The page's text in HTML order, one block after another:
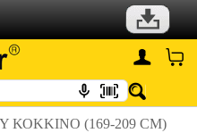
ΚΟΚΚΙΝΟ (169-209 CM)